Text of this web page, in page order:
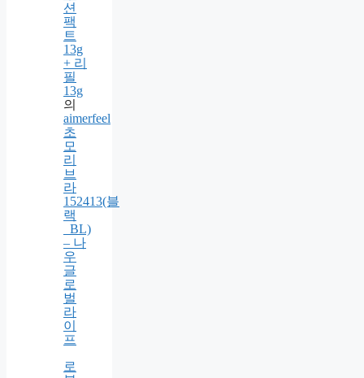
뜨
엘
듀
이
글
로
우
쿠
션
팩
트
13g
+ 리
필
13g
의
aimerfeel
초
모
리
브
라
152413(블
랙
_BL)
우